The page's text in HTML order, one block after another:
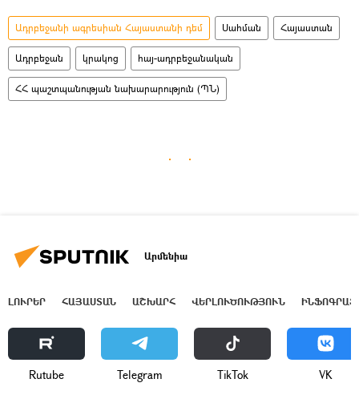
Ադրբեջանի ագրեսիան Հայաստանի դեմ Սահման Հայաստան
Ադրբեջան կրակոց հայ-ադրբեջանական
ՀՀ պաշտպանության նախարարություն (ՊՆ)
Արմենիա
ԼՈՒՐԵՐ ՀԱՅԱՍՏԱՆ ԱՇԽԱՐՀ ՎԵՐԼՈՒԾՈՒԹՅՈՒՆ
Rutube Telegram ТikТоk VK